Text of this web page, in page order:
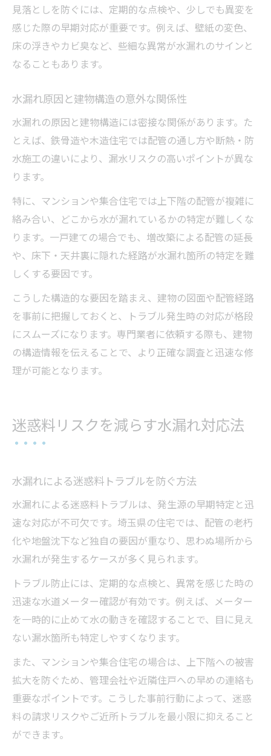
見落としを防ぐには、定期的な点検や、少しでも異変を
感じた際の早期対応が重要です。例えば、壁紙の変色、
床の浮きやカビ臭など、些細な異常が水漏れのサインと
なることもあります。
水漏れ原因と建物構造の意外な関係性
水漏れの原因と建物構造には密接な関係があります。た
とえば、鉄骨造や木造住宅では配管の通し方や断熱・防
水施工の違いにより、漏水リスクの高いポイントが異な
ります。
特に、マンションや集合住宅では上下階の配管が複雑に
絡み合い、どこから水が漏れているかの特定が難しくな
ります。一戸建ての場合でも、増改築による配管の延長
や、床下・天井裏に隠れた経路が水漏れ箇所の特定を難
しくする要因です。
こうした構造的な要因を踏まえ、建物の図面や配管経路
を事前に把握しておくと、トラブル発生時の対応が格段
にスムーズになります。専門業者に依頼する際も、建物
の構造情報を伝えることで、より正確な調査と迅速な修
理が可能となります。
迷惑料リスクを減らす水漏れ対応法
水漏れによる迷惑料トラブルを防ぐ方法
水漏れによる迷惑料トラブルは、発生源の早期特定と迅
速な対応が不可欠です。埼玉県の住宅では、配管の老朽
化や地盤沈下など独自の要因が重なり、思わぬ場所から
水漏れが発生するケースが多く見られます。
トラブル防止には、定期的な点検と、異常を感じた時の
迅速な水道メーター確認が有効です。例えば、メーター
を一時的に止めて水の動きを確認することで、目に見え
ない漏水箇所も特定しやすくなります。
また、マンションや集合住宅の場合は、上下階への被害
拡大を防ぐため、管理会社や近隣住戸への早めの連絡も
重要なポイントです。こうした事前行動によって、迷惑
料の請求リスクやご近所トラブルを最小限に抑えること
ができます。